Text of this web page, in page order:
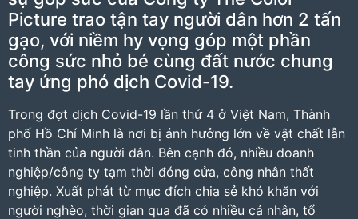
Picture trao tận tay người dân hơn 2 tấn
gạo, với niềm hy vọng góp một phần
công sức nhỏ bé cùng đất nước chung
tay ứng phó dịch Covid-19.
Trong đợt dịch Covid-19 lần thứ 4 ở Việt Nam, Thành
phố Hồ Chí Minh là nơi bị ảnh hưởng lớn về vật chất lẫn
tinh thần của người dân. Bên cạnh đó, nhiều doanh
nghiệp/công ty tạm thời đóng cửa, công nhân thất
nghiệp. Xuất phát từ mục đích chia sẻ khó khăn với
người nghèo, thời gian qua đã có nhiều cá nhân, tổ